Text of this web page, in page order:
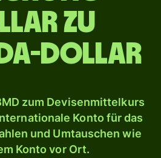
zu
Dollar
zum Devisenmittelkurs
Konto für das
und Umtauschen wie
Konto vor Ort.